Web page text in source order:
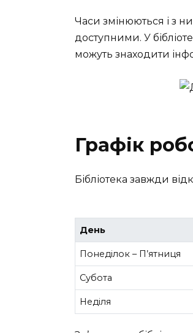
Часи змінюються і з
доступними. У
можуть знаходити
Графік
Бібліотека завжди
День
Понеділок – П’ятниця
Субота
Неділя